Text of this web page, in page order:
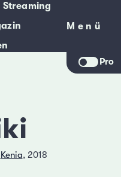
Streaming
Menü
Menü
Pro
Kenia, 2018